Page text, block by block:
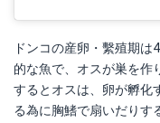
ドンコの産卵・繫殖期
的な魚で、オスが巣を作
するとオスは、卵が孵化
る為に胸鰭で扇いだりす